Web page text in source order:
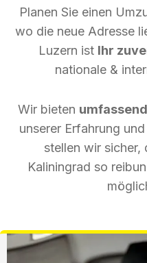
Planen Sie einen
wo die neue Adresse
Luzern ist Ihr
nationale &
Wir bieten
unserer Erfahrung
stellen wir sicher,
Kaliningrad so